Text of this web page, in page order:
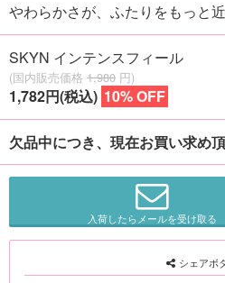
やわらかさが、ふたりをもっと
SKYN インテンスフィール
(国内販売価格 1,980 円)
1,782円(税込) 10% OFF
欠品中につき、現在お買い求め頂
入荷したらメールを受け取る
シェアボ